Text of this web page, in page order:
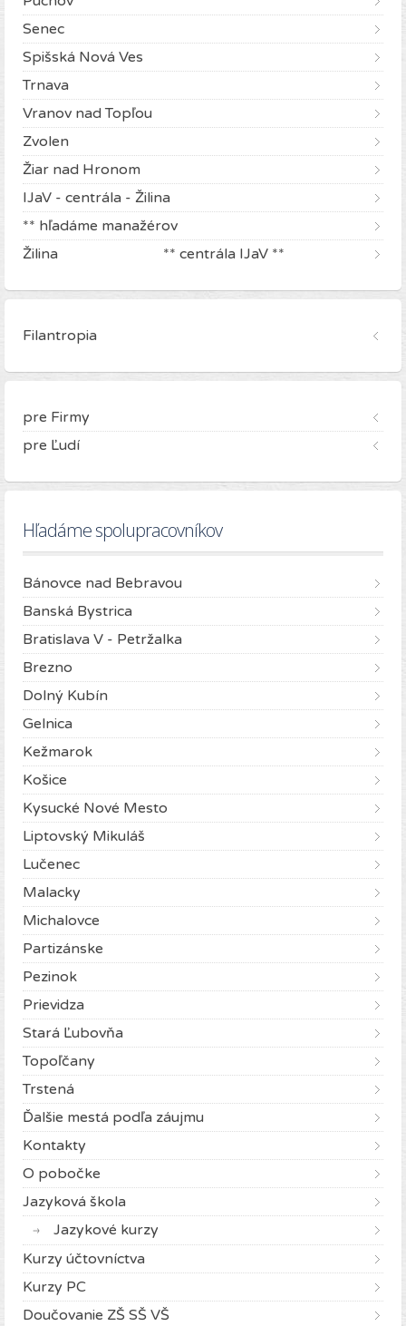
Senec
Spišská Nová Ves
Trnava
Vranov nad Topľou
Zvolen
Žiar nad Hronom
IJaV - centrála - Žilina
** hľadáme manažérov
Žilina ** centrála IJaV **
Filantropia
pre Firmy
pre Ľudí
Hľadáme spolupracovníkov
Bánovce nad Bebravou
Banská Bystrica
Bratislava V - Petržalka
Brezno
Dolný Kubín
Gelnica
Kežmarok
Košice
Kysucké Nové Mesto
Liptovský Mikuláš
Lučenec
Malacky
Michalovce
Partizánske
Pezinok
Prievidza
Stará Ľubovňa
Topoľčany
Trstená
Ďalšie mestá podľa záujmu
Kontakty
O pobočke
Jazyková škola
Jazykové kurzy
Kurzy účtovníctva
Kurzy PC
Doučovanie ZŠ SŠ VŠ